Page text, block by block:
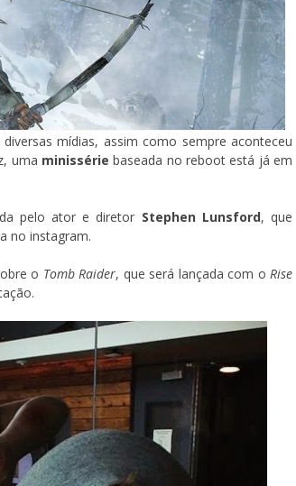
mídias, assim como sempre aconteceu
uma minissériebaseada no reboot está já em
pelo ator e diretor Stephen Lunsford, que
no instagram.
o Tomb Raider, que será lançada com oRise